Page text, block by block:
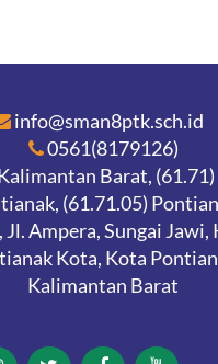
info@sman8ptk.sch.id
0561(8179126)
Barat,
(61.71.05)
Jl. Ampera, Sungai Jawi,
Kota, Kota
Kalimantan Barat